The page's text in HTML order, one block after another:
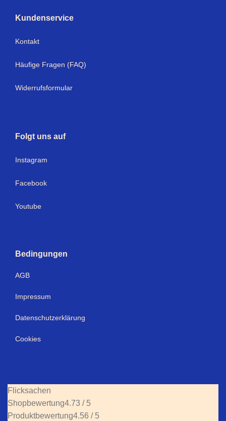
Kundenservice
Kontakt
Häufige Fragen (FAQ)
Widerrufsformular
Folgt uns auf
Instagram
Facebook
Youtube
Bedingungen
AGB
Impressum
Datenschutzerklärung
Cookies
Flicksachen
Shopbewertung4.73 / 5
Produktbewertung4.56 / 5